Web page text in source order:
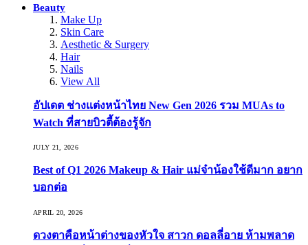
Beauty
Make Up
Skin Care
Aesthetic & Surgery
Hair
Nails
View All
อัปเดต ช่างแต่งหน้าไทย New Gen 2026 รวม MUAs to
Watch ที่สายบิวตี้ต้องรู้จัก
JULY 21, 2026
Best of Q1 2026 Makeup & Hair แม่จ๋าน้องใช้ดีมาก อยาก
บอกต่อ
APRIL 20, 2026
ดวงตาคือหน้าต่างของหัวใจ สาวก ดอลลี่อาย ห้ามพลาด